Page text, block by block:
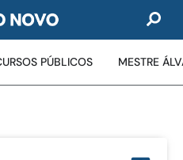
PÚBLICOS MESTRE